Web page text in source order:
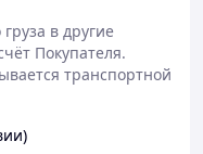
в другие
Покупателя.
транспортной